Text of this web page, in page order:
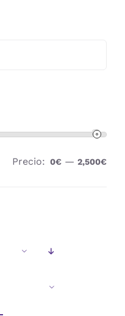
Precio: 0€ —2,500€